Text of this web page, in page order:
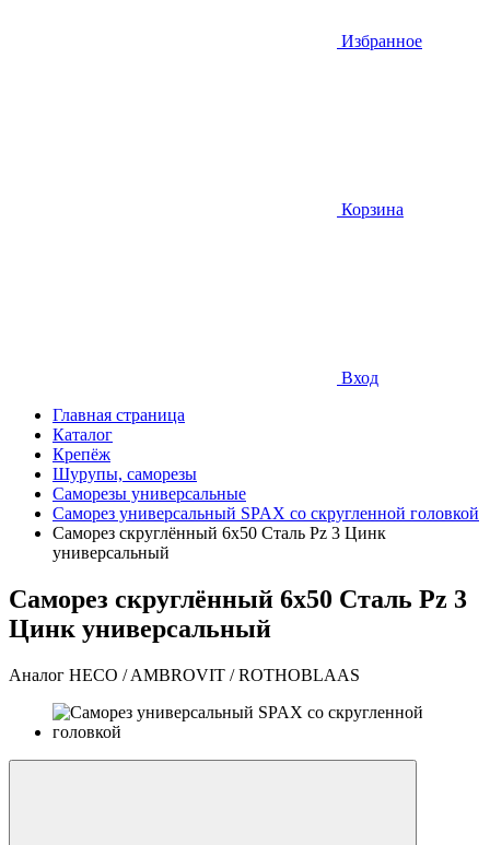
Избранное
Корзина
Вход
Главная страница
Каталог
Крепёж
Шурупы, саморезы
Саморезы универсальные
Саморез универсальный SPAX со скругленной головкой
Саморез скруглённый 6х50 Сталь Pz 3 Цинк
универсальный
Саморез скруглённый 6х50 Сталь Pz 3
Цинк универсальный
Аналог HECO / AMBROVIT / ROTHOBLAAS